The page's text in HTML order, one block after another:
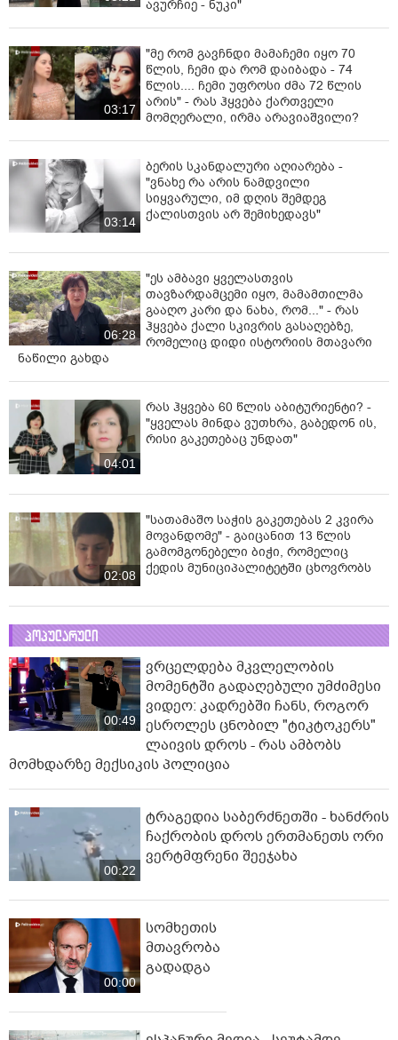
ავურჩიე - ნუკი"
03:17
"მე რომ გავჩნდი მამაჩემი იყო 70
წლის, ჩემი და რომ დაიბადა - 74
წლის.... ჩემი უფროსი ძმა 72 წლის
არის" - რას ჰყვება ქართველი
მომღერალი, ირმა არავიაშვილი?
03:14
ბერის სკანდალური აღიარება -
"ვნახე რა არის ნამდვილი
სიყვარული, იმ დღის შემდეგ
ქალისთვის არ შემიხედავს"
06:28
"ეს ამბავი ყველასთვის
თავზარდამცემი იყო, მამამთილმა
გააღო კარი და ნახა, რომ..." - რას
ჰყვება ქალი სკივრის გასაღებზე,
რომელიც დიდი ისტორიის მთავარი
ნაწილი გახდა
04:01
რას ჰყვება 60 წლის აბიტურიენტი? -
"ყველას მინდა ვუთხრა, გაბედონ ის,
რისი გაკეთებაც უნდათ"
02:08
"სათამაშო საჭის გაკეთებას 2 კვირა
მოვანდომე" - გაიცანით 13 წლის
გამომგონებელი ბიჭი, რომელიც
ქედის მუნიციპალიტეტში ცხოვრობს
პოპულარული
00:49
ვრცელდება მკვლელობის
მომენტში გადაღებული უმძიმესი
ვიდეო: კადრებში ჩანს, როგორ
ესროლეს ცნობილ "ტიკტოკერს"
ლაივის დროს - რას ამბობს
მომხდარზე მექსიკის პოლიცია
00:22
ტრაგედია საბერძნეთში - ხანძრის
ჩაქრობის დროს ერთმანეთს ორი
ვერტმფრენი შეეჯახა
00:00
სომხეთის
მთავრობა
გადადგა